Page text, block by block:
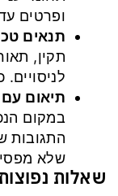
ופרטים
תנאים
תקין,
תיאום עם
במקום
התגובות
שלא
שאלות